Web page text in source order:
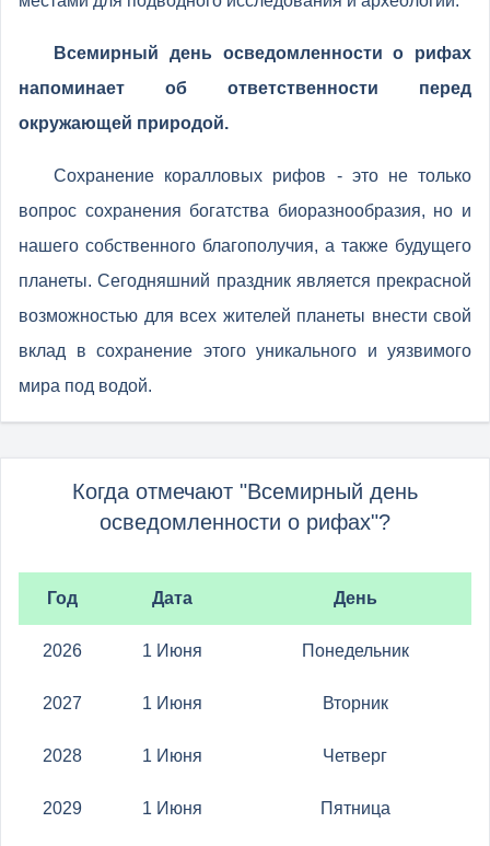
Всемирный день осведомленности о рифах
напоминает об ответственности перед
окружающей природой.
Сохранение коралловых рифов - это не только
вопрос сохранения богатства биоразнообразия, но и
нашего собственного благополучия, а также будущего
планеты. Сегодняшний праздник является прекрасной
возможностью для всех жителей планеты внести свой
вклад в сохранение этого уникального и уязвимого
мира под водой.
Когда отмечают "Всемирный день
осведомленности о рифах"?
Год Дата День
2026 1 Июня Понедельник
2027 1 Июня Вторник
2028 1 Июня Четверг
2029 1 Июня Пятница